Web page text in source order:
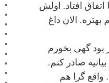
افتاد. اولش
الان داغ
بود گهی بخورم
صادر کنم.
واقع گرا هم